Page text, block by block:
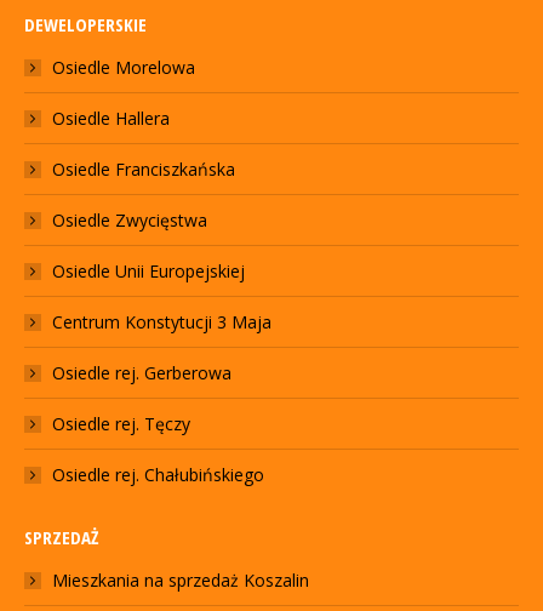
DEWELOPERSKIE
Osiedle Morelowa
Osiedle Hallera
Osiedle Franciszkańska
Osiedle Zwycięstwa
Osiedle Unii Europejskiej
Centrum Konstytucji 3 Maja
Osiedle rej. Gerberowa
Osiedle rej. Tęczy
Osiedle rej. Chałubińskiego
SPRZEDAŻ
Mieszkania na sprzedaż Koszalin